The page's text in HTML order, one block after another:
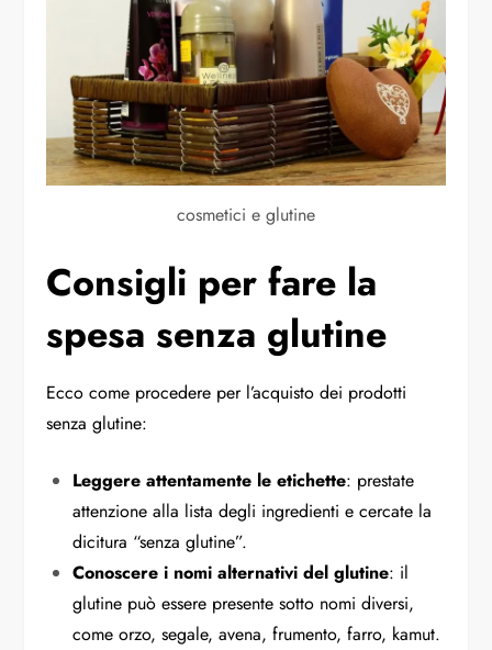
cosmetici e glutine
Consigli per fare la
spesa senza glutine
Ecco come procedere per l’acquisto dei prodotti
senza glutine:
Leggere attentamente le etichette: prestate
attenzione alla lista degli ingredienti e cercate la
dicitura “senza glutine”.
Conoscere i nomi alternativi del glutine: il
glutine può essere presente sotto nomi diversi,
come orzo, segale, avena, frumento, farro, kamut.